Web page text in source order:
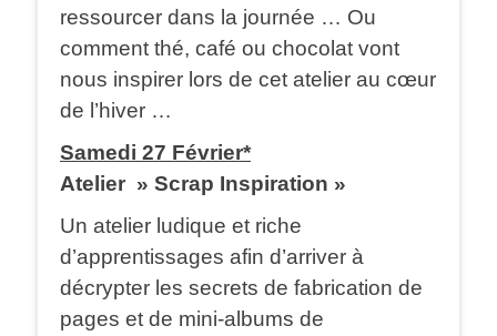
ressourcer dans la journée … Ou
comment thé, café ou chocolat vont
nous inspirer lors de cet atelier au cœur
de l’hiver …
Samedi 27 Février*
Atelier » Scrap Inspiration »
Un atelier ludique et riche
d’apprentissages afin d’arriver à
décrypter les secrets de fabrication de
pages et de mini-albums de